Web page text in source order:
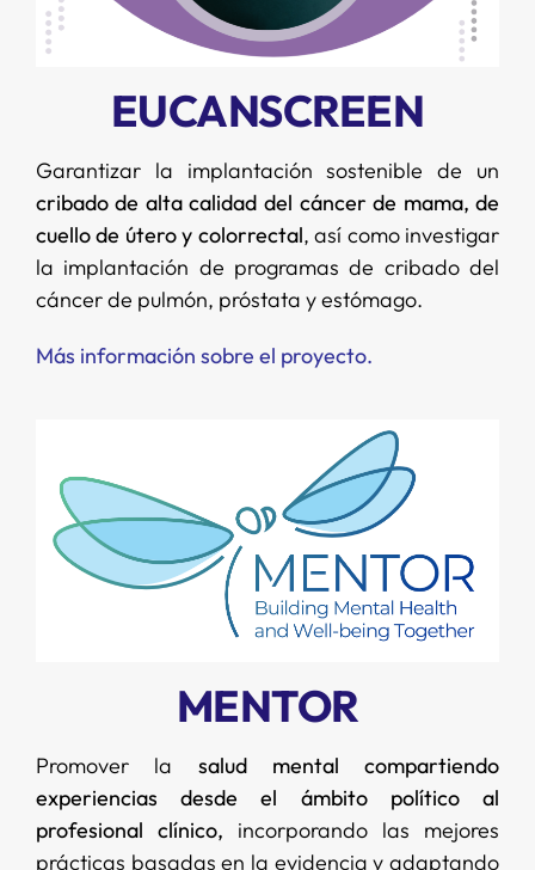
EUCANSCREEN
Garantizar la implantación sostenible de un
cribado de alta calidad del cáncer de mama, de
cuello de útero y colorrectal, así como investigar
la implantación de programas de cribado del
cáncer de pulmón, próstata y estómago.
Más información sobre el proyecto.
MENTOR
Promover la salud mental compartiendo
experiencias desde el ámbito político al
profesional clínico, incorporando las mejores
prácticas basadas en la evidencia y adaptando